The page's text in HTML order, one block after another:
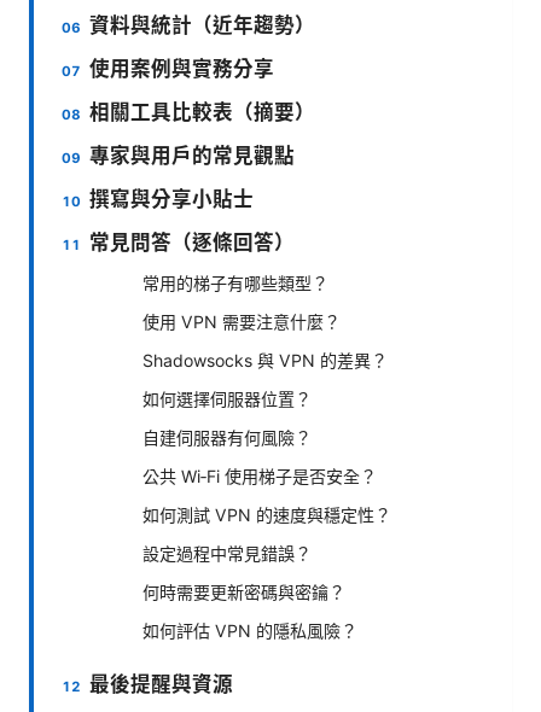
資料與統計（近年趨勢）
使用案例與實務分享
相關工具比較表（摘要）
專家與用戶的常見觀點
撰寫與分享小貼士
常見問答（逐條回答）
常用的梯子有哪些類型？
使用 VPN 需要注意什麼？
Shadowsocks 與 VPN 的差異？
如何選擇伺服器位置？
自建伺服器有何風險？
公共 Wi‑Fi 使用梯子是否安全？
如何測試 VPN 的速度與穩定性？
設定過程中常見錯誤？
何時需要更新密碼與密鑰？
如何評估 VPN 的隱私風險？
最後提醒與資源